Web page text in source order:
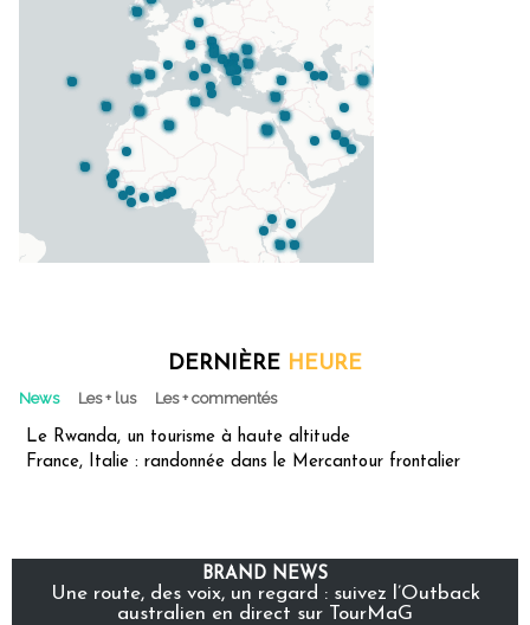
DERNIÈRE HEURE
News Les + lus Les + commentés
Le Rwanda, un tourisme à haute altitude
France, Italie : randonnée dans le Mercantour frontalier
BRAND NEWS
Une route, des voix, un regard : suivez l’Outback
australien en direct sur TourMaG